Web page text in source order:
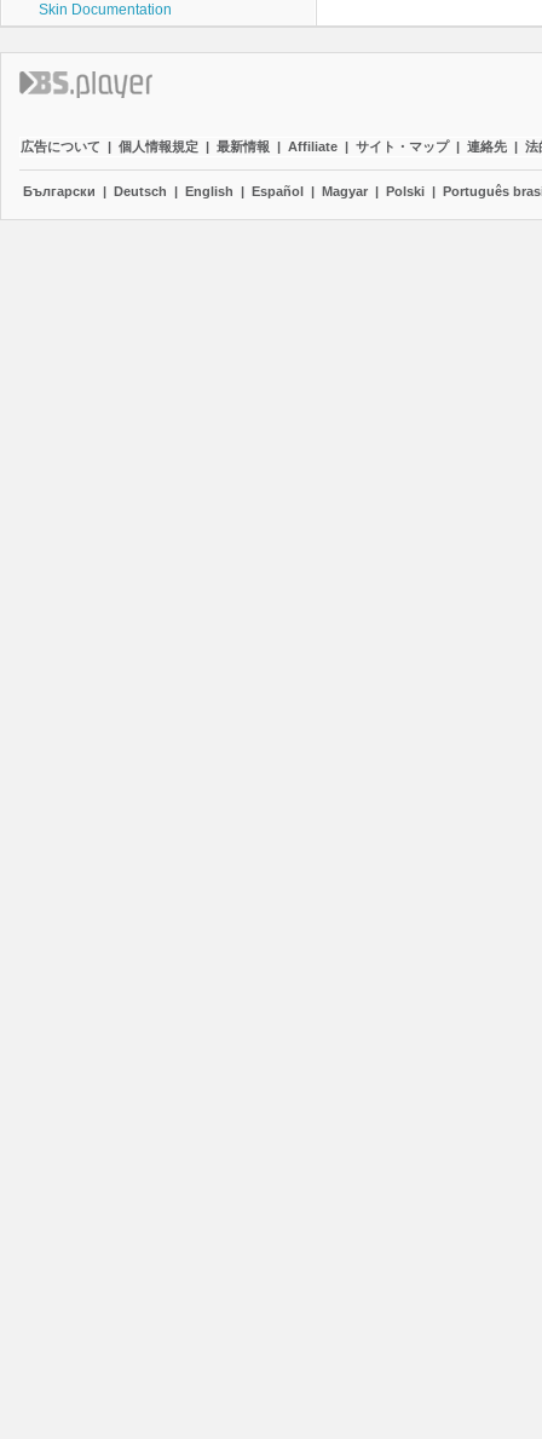
Skin Documentation
広告について | 個人情報規定 | 最新情報 | Affiliate | サイト・マップ | 連絡先 | 法
Български | Deutsch | English | Español | Magyar | Polski | Português